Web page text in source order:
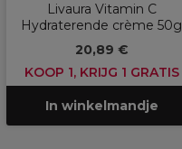
Livaura Vitamin C
Hydraterende crème 50g
20,89 €
KOOP 1, KRIJG 1 GRATIS
In winkelmandje